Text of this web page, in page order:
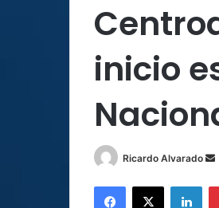
inicio
Ricardo Alvarado